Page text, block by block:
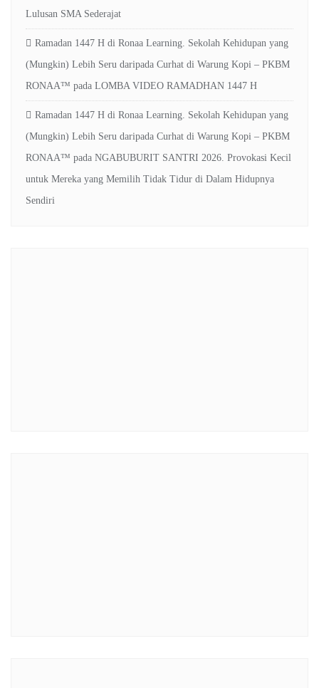
Lulusan SMA Sederajat
Ramadan 1447 H di Ronaa Learning. Sekolah Kehidupan yang
(Mungkin) Lebih Seru daripada Curhat di Warung Kopi – PKBM
RONAA™ pada LOMBA VIDEO RAMADHAN 1447 H
Ramadan 1447 H di Ronaa Learning. Sekolah Kehidupan yang
(Mungkin) Lebih Seru daripada Curhat di Warung Kopi – PKBM
RONAA™ pada NGABUBURIT SANTRI 2026. Provokasi Kecil
untuk Mereka yang Memilih Tidak Tidur di Dalam Hidupnya
Sendiri